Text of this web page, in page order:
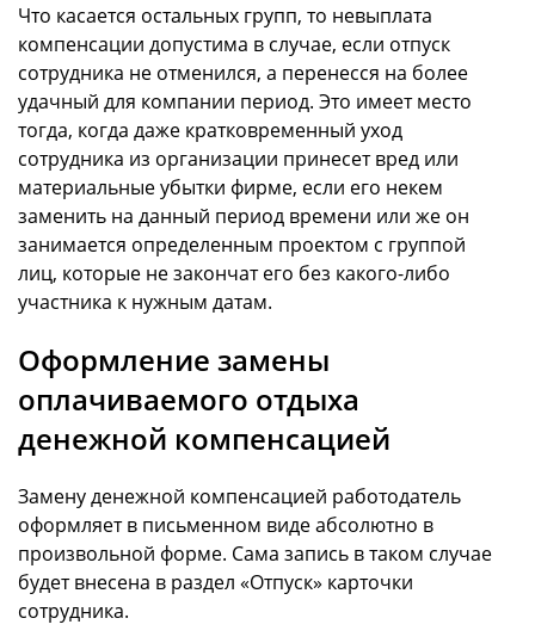
Что касается остальных групп, то невыплата
компенсации допустима в случае, если отпуск
сотрудника не отменился, а перенесся на более
удачный для компании период. Это имеет место
тогда, когда даже кратковременный уход
сотрудника из организации принесет вред или
материальные убытки фирме, если его некем
заменить на данный период времени или же он
занимается определенным проектом с группой
лиц, которые не закончат его без какого-либо
участника к нужным датам.
Оформление замены
оплачиваемого отдыха
денежной компенсацией
Замену денежной компенсацией работодатель
оформляет в письменном виде абсолютно в
произвольной форме. Сама запись в таком случае
будет внесена в раздел «Отпуск» карточки
сотрудника.